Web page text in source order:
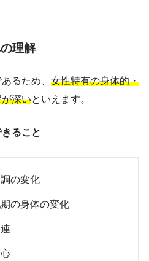
理解
るため、 女性特有の身体的・
深いといえます。
ること
の変化
の身体の変化